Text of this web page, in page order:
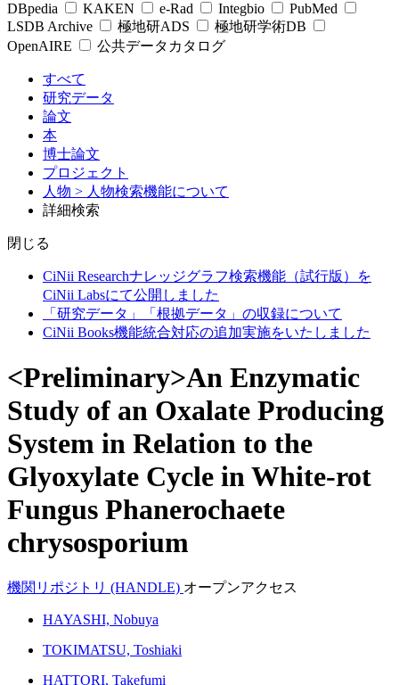
DBpedia
KAKEN e-Rad Integbio
PubMed
LSDB Archive
極地研ADS
極地研学術DB
OpenAIRE
公共データカタログ
すべて
研究データ
論文
本
博士論文
プロジェクト
人物 > 人物検索機能について
詳細検索
閉じる
CiNii Researchナレッジグラフ検索機能（試行版）を
CiNii Labsにて公開しました
「研究データ」「根拠データ」の収録について
CiNii Books機能統合対応の追加実施をいたしました
<Preliminary>An Enzymatic
Study of an Oxalate Producing
System in Relation to the
Glyoxylate Cycle in White-rot
Fungus Phanerochaete
chrysosporium
機関リポジトリ (HANDLE) オープンアクセス
HAYASHI, Nobuya
TOKIMATSU, Toshiaki
HATTORI, Takefumi